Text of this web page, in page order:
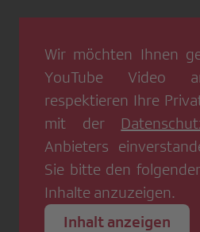
Wir möchten Ihnen
YouTube Video
respektieren Ihre
mit der
Anbieters
Sie bitte den
Inhalte anzuzeigen.
Inhalt anzeigen